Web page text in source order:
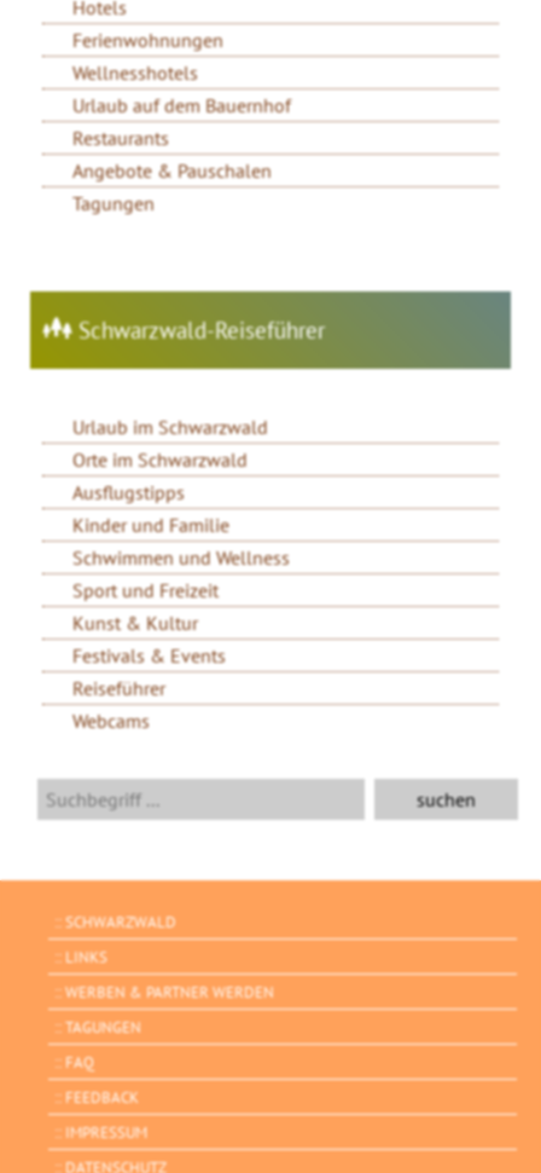
Hotels
Ferienwohnungen
Wellnesshotels
Urlaub auf dem Bauernhof
Restaurants
Angebote & Pauschalen
Tagungen
Schwarzwald-Reiseführer
Urlaub im Schwarzwald
Orte im Schwarzwald
Ausflugstipps
Kinder und Familie
Schwimmen und Wellness
Sport und Freizeit
Kunst & Kultur
Festivals & Events
Reiseführer
Webcams
SCHWARZWALD
LINKS
WERBEN & PARTNER WERDEN
TAGUNGEN
FAQ
FEEDBACK
IMPRESSUM
DATENSCHUTZ